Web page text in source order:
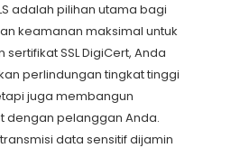
adalah pilihan utama bagi
keamanan maksimal untuk
SSL DigiCert, Anda
perlindungan tingkat tinggi
juga membangun
dengan pelanggan Anda.
data sensitif dijamin